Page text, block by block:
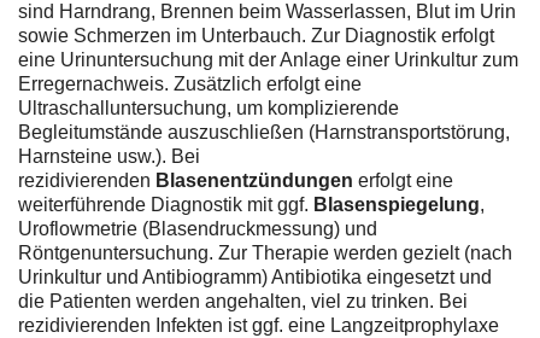
sind Harndrang, Brennen beim Wasserlassen, Blut im Urin
sowie Schmerzen im Unterbauch. Zur Diagnostik erfolgt
eine Urinuntersuchung mit der Anlage einer Urinkultur zum
Erregernachweis. Zusätzlich erfolgt eine
Ultraschalluntersuchung, um komplizierende
Begleitumstände auszuschließen (Harnstransportstörung,
Harnsteine usw.). Bei
rezidivierenden Blasenentzündungen erfolgt eine
weiterführende Diagnostik mit ggf. Blasenspiegelung,
Uroflowmetrie (Blasendruckmessung) und
Röntgenuntersuchung. Zur Therapie werden gezielt (nach
Urinkultur und Antibiogramm) Antibiotika eingesetzt und
die Patienten werden angehalten, viel zu trinken. Bei
rezidivierenden Infekten ist ggf. eine Langzeitprophylaxe